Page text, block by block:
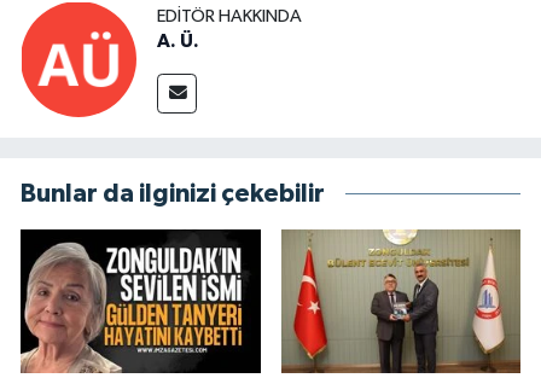
EDITÖR HAKKINDA
A. Ü.
Bunlar da ilginizi çekebilir